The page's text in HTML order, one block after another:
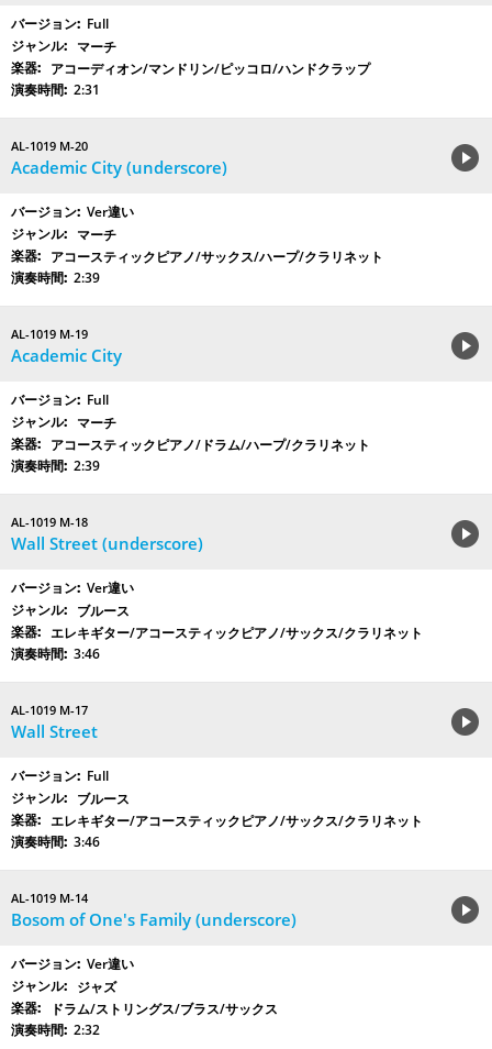
Full
マーチ
アコーディオン/マンドリン/ピッコロ/ハンドクラップ
2:31
AL-1019 M-20
Academic City (underscore)
Ver違い
マーチ
アコースティックピアノ/サックス/ハープ/クラリネット
2:39
AL-1019 M-19
Academic City
Full
マーチ
アコースティックピアノ/ドラム/ハープ/クラリネット
2:39
AL-1019 M-18
Wall Street (underscore)
Ver違い
ブルース
エレキギター/アコースティックピアノ/サックス/クラリネット
3:46
AL-1019 M-17
Wall Street
Full
ブルース
エレキギター/アコースティックピアノ/サックス/クラリネット
3:46
AL-1019 M-14
Bosom of One's Family (underscore)
Ver違い
ジャズ
ドラム/ストリングス/ブラス/サックス
2:32